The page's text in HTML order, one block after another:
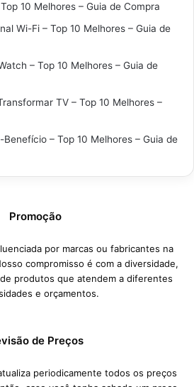
10 Melhores – Guia de Compra
Wi-Fi – Top 10 Melhores – Guia de
– Top 10 Melhores – Guia de
TV – Top 10 Melhores –
– Top 10 Melhores – Guia de
Promoção
por marcas ou fabricantes na
compromisso é com a diversidade,
produtos que atendem a diferentes
e orçamentos.
de Preços
periodicamente todos os preços